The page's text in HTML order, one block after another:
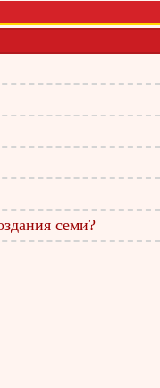
семи?